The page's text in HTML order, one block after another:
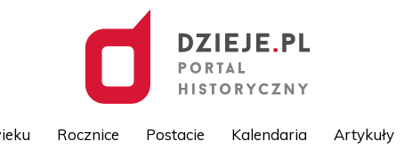
Rocznice Postacie Kalendaria Artykuły